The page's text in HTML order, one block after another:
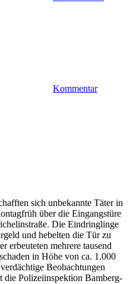
Kommentar
sich unbekannte Täter in
über die Eingangstüre
Die Eindringlinge
und hebelten die Tür zu
erbeuteten mehrere tausend
in Höhe von ca. 1.000
Beobachtungen
die Polizeiinspektion Bamberg-